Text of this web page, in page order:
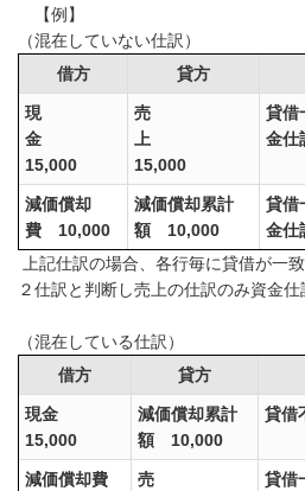
【例】
（混在していない仕訳）
借方
貸方
現
金
15,000
売
上
15,000
貸借
金仕
減価償却
費 10,000
減価償却累計
額 10,000
貸借
金仕
上記仕訳の場合、各行毎に貸借が一
２仕訳と判断し売上の仕訳のみ資金仕
（混在している仕訳）
借方
貸方
現金
15,000
減価償却累計
額 10,000
貸借
減価償却費
売
貸借